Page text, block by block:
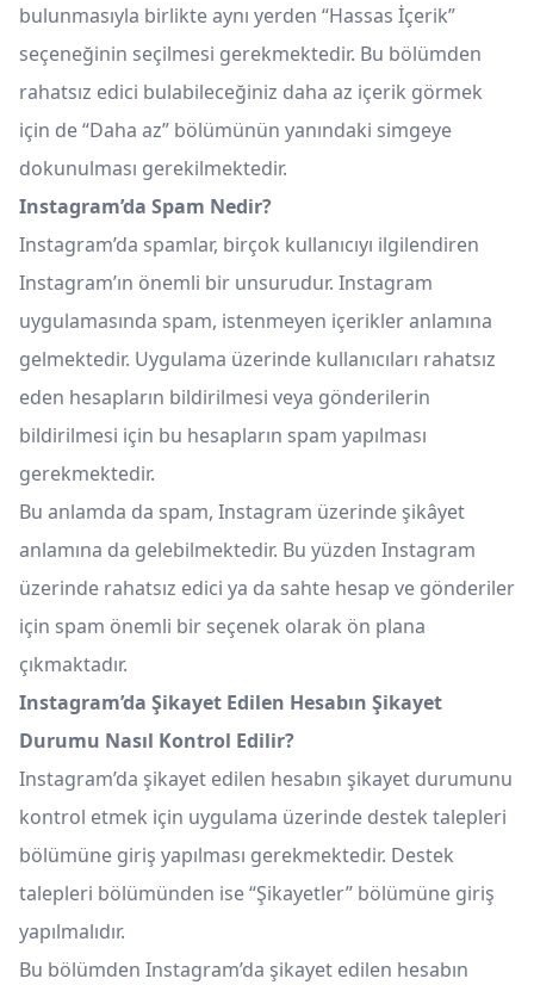
bulunmasıyla birlikte aynı yerden “Hassas İçerik”
seçeneğinin seçilmesi gerekmektedir. Bu bölümden
rahatsız edici bulabileceğiniz daha az içerik görmek
için de “Daha az” bölümünün yanındaki simgeye
dokunulması gerekilmektedir.
Instagram’da Spam Nedir?
Instagram’da spamlar, birçok kullanıcıyı ilgilendiren
Instagram’ın önemli bir unsurudur. Instagram
uygulamasında spam, istenmeyen içerikler anlamına
gelmektedir. Uygulama üzerinde kullanıcıları rahatsız
eden hesapların bildirilmesi veya gönderilerin
bildirilmesi için bu hesapların spam yapılması
gerekmektedir.
Bu anlamda da spam, Instagram üzerinde şikâyet
anlamına da gelebilmektedir. Bu yüzden Instagram
üzerinde rahatsız edici ya da sahte hesap ve gönderiler
için spam önemli bir seçenek olarak ön plana
çıkmaktadır.
Instagram’da Şikayet Edilen Hesabın Şikayet
Durumu Nasıl Kontrol Edilir?
Instagram’da şikayet edilen hesabın şikayet durumunu
kontrol etmek için uygulama üzerinde destek talepleri
bölümüne giriş yapılması gerekmektedir. Destek
talepleri bölümünden ise “Şikayetler” bölümüne giriş
yapılmalıdır.
Bu bölümden Instagram’da şikayet edilen hesabın